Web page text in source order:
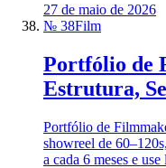
27 de maio de 2026
№ 38Film
Portfólio de
Estrutura,
Portfólio de
showreel de
a cada 6 meses e